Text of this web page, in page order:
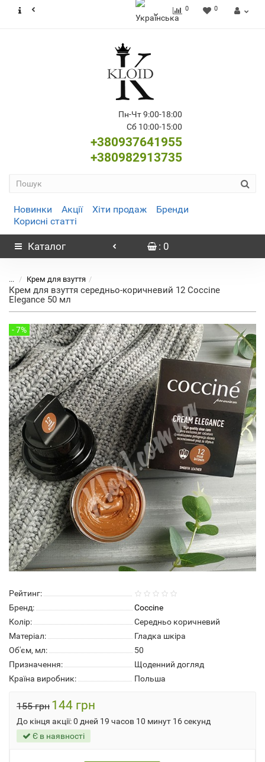
0 0
Пн-Чт 9:00-18:00
Сб 10:00-15:00
+380937641955
+380982913735
Новинки Акції Хіти продаж
Бренди
Корисні статті
Каталог : 0
... Крем для взуття
Крем для взуття середньо-коричневий 12 Coccine
Elegance 50 мл
- 7%
Рейтинг:
Бренд:
Coccine
Колір:
Середньо коричневий
Матеріал:
Гладка шкіра
Об'єм, мл:
50
Призначення:
Щоденний догляд
Країна виробник:
Польша
155 грн 144 грн
До кінця акції:0 дней 19 часов 10 минут 15 секунд
Є в наявності